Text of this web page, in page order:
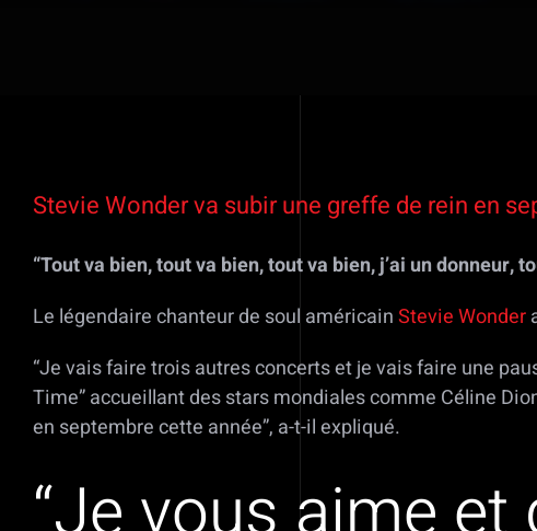
l'image
Stevie Wonder va subir une greffe de rein en
“Tout va bien, tout va bien, tout va bien, j’ai un donneur,
Le légendaire chanteur de soul américainStevie Wonder
“Je vais faire trois autres concerts et je vais faire une
Time” accueillant des stars mondiales comme Céline
en septembre cette année”, a-t-il expliqué.